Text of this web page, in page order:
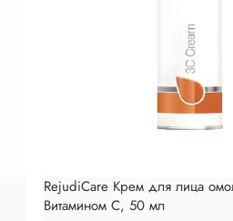
RejudiCare Крем для лица
Витамином С, 50 мл